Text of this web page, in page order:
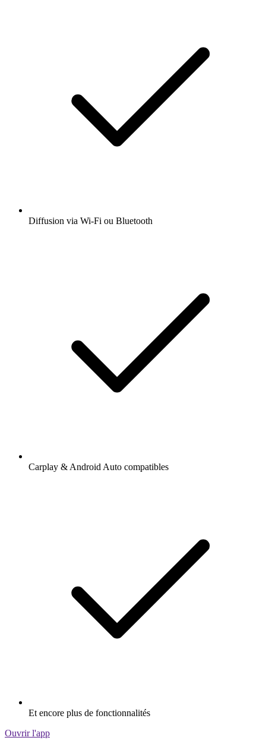
Diffusion via Wi-Fi ou Bluetooth
Carplay & Android Auto compatibles
Et encore plus de fonctionnalités
Ouvrir l'app